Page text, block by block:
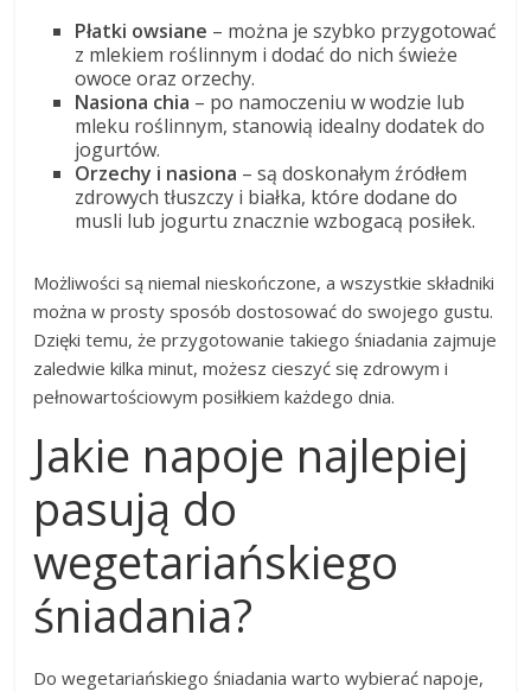
Płatki owsiane – można je szybko przygotować
z mlekiem roślinnym i dodać do nich świeże
owoce oraz orzechy.
Nasiona chia – po namoczeniu w wodzie lub
mleku roślinnym, stanowią idealny dodatek do
jogurtów.
Orzechy i nasiona – są doskonałym źródłem
zdrowych tłuszczy i białka, które dodane do
musli lub jogurtu znacznie wzbogacą posiłek.
Możliwości są niemal nieskończone, a wszystkie składniki
można w prosty sposób dostosować do swojego gustu.
Dzięki temu, że przygotowanie takiego śniadania zajmuje
zaledwie kilka minut, możesz cieszyć się zdrowym i
pełnowartościowym posiłkiem każdego dnia.
Jakie napoje najlepiej
pasują do
wegetariańskiego
śniadania?
Do wegetariańskiego śniadania warto wybierać napoje,